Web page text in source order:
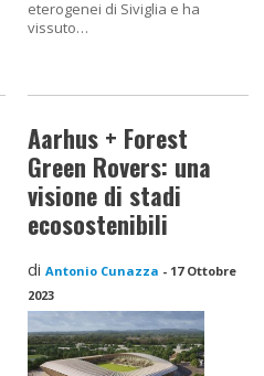
eterogenei di Siviglia e ha
vissuto…
Aarhus + Forest
Green Rovers: una
visione di stadi
ecosostenibili
di Antonio Cunazza - 17 Ottobre
2023